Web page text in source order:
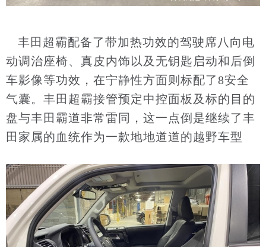
丰田超霸配备了带加热功效的驾驶席八向电
动调治座椅、真皮内饰以及无钥匙启动和后倒
车影像等功效，在宁静性方面则标配了8安全
气囊。丰田超霸接管预定中控面板及标的目的
盘与丰田霸道非常雷同，这一点倒是继续了丰
田家属的血统作为一款地地道道的越野车型